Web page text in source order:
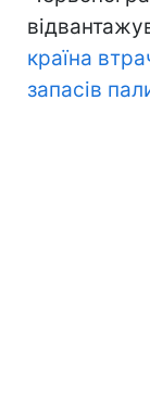
країна
запасів